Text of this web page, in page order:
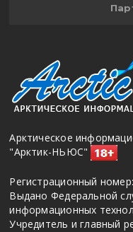
Арктическое
"Арктик-НЬЮС"
Регистрационный
Выдано Федеральной
информационных
Учредитель и главный